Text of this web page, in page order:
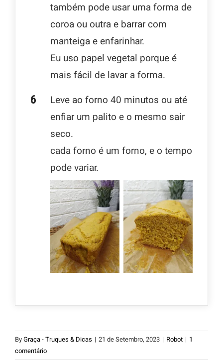
também pode usar uma forma de
coroa ou outra e barrar com
manteiga e enfarinhar.
Eu uso papel vegetal porque é
mais fácil de lavar a forma.
Leve ao forno 40 minutos ou até
enfiar um palito e o mesmo sair
seco.
cada forno é um forno, e o tempo
pode variar.
ByGraça - Truques & Dicas | 21 de Setembro, 2023 | Robot | 1
comentário